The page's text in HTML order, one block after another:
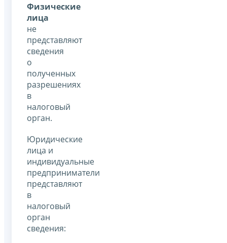
Физические
лица
не
представляют
сведения
о
полученных
разрешениях
в
налоговый
орган.
Юридические
лица и
индивидуальные
предприниматели
представляют
в
налоговый
орган
сведения: